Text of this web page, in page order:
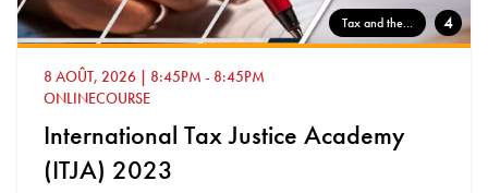
Tax and the... 4
8 AOÛT, 2026 | 8:45PM - 8:45PM
ONLINECOURSE
International Tax Justice Academy
(ITJA) 2023